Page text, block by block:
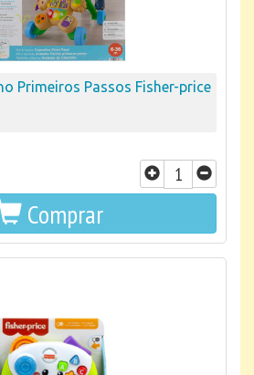
Primeiros Passos Fisher-price
Comprar